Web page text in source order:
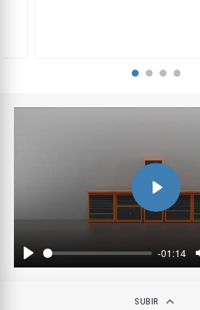
Play
-01:14
Play
SUBIR keyboard_arrow_up